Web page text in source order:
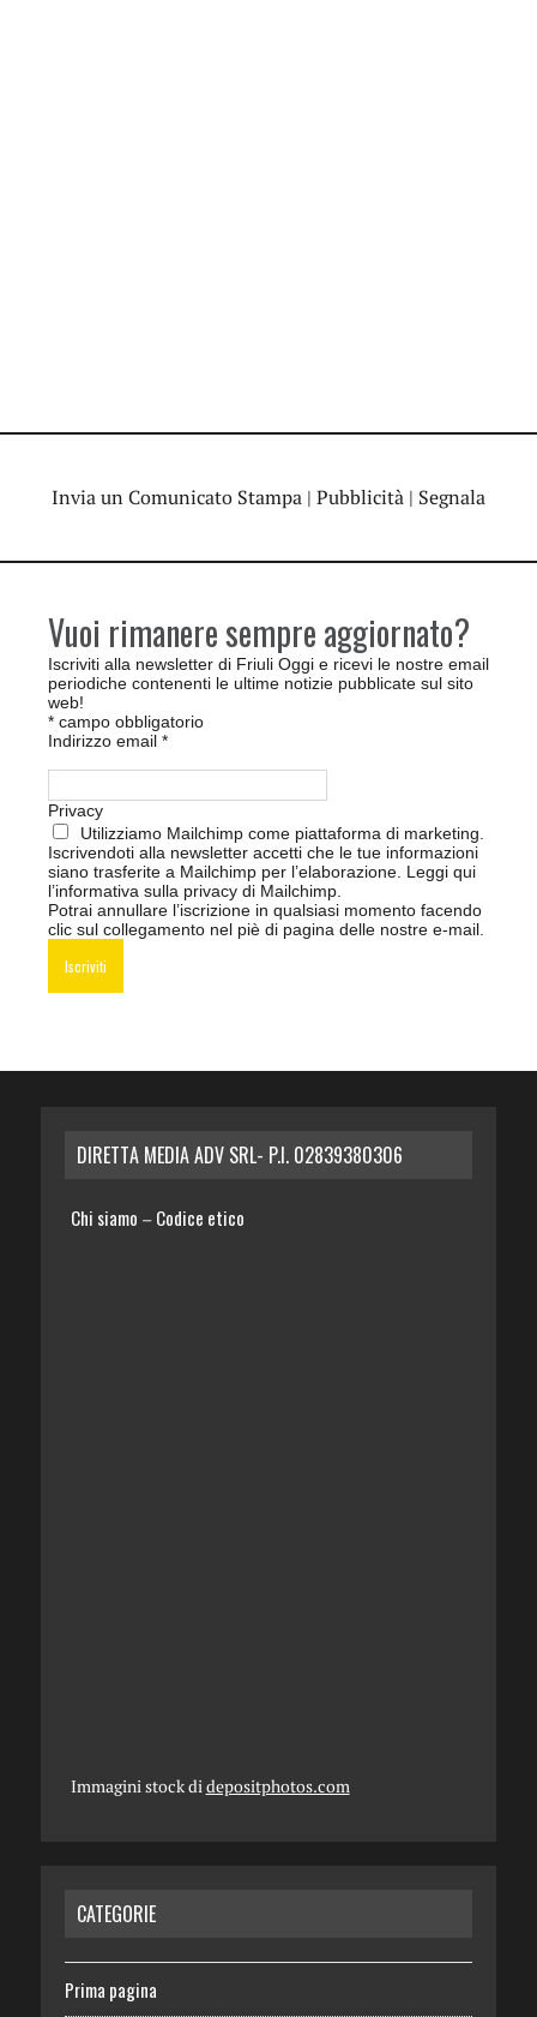
Invia un Comunicato Stampa | Pubblicità | Segnala
Vuoi rimanere sempre aggiornato?
Iscriviti alla newsletter di Friuli Oggi e ricevi le nostre email
periodiche contenenti le ultime notizie pubblicate sul sito
web!
* campo obbligatorio
Indirizzo email *
Privacy
Utilizziamo Mailchimp come piattaforma di marketing.
Iscrivendoti alla newsletter accetti che le tue informazioni
siano trasferite a Mailchimp per l’elaborazione. Leggi qui
l’informativa sulla privacy di Mailchimp.
Potrai annullare l’iscrizione in qualsiasi momento facendo
clic sul collegamento nel piè di pagina delle nostre e-mail.
DIRETTA MEDIA ADV SRL- P.I. 02839380306
Chi siamo – Codice etico
Immagini stock didepositphotos.com
CATEGORIE
Prima pagina